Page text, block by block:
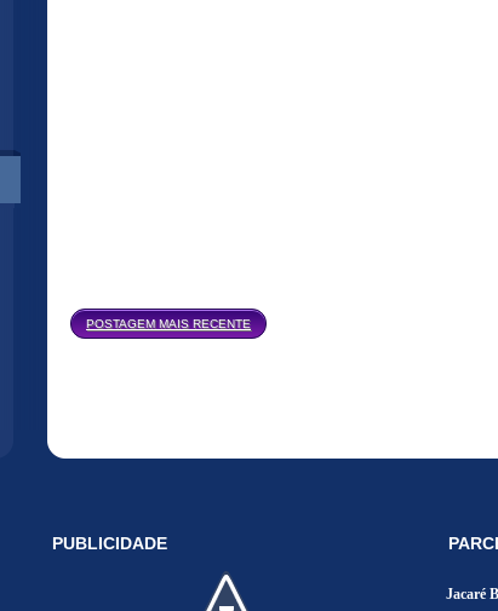
POSTAGEM MAIS RECENTE
PUBLICIDADE
Jacaré